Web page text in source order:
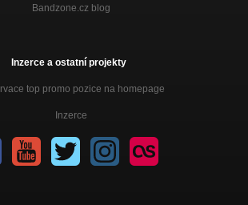
Bandzone.cz blog
Inzerce a ostatní projekty
top promo pozice na homepage
Inzerce